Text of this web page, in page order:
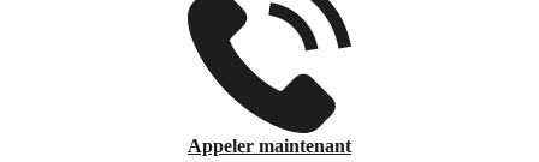
Appeler maintenant